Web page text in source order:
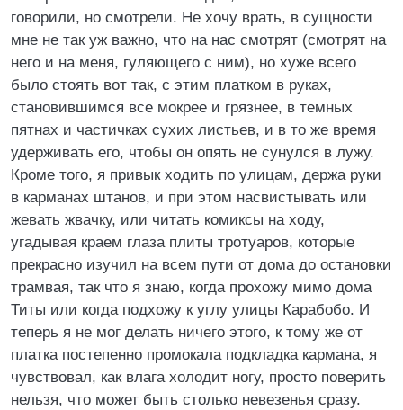
говорили, но смотрели. Не хочу врать, в сущности
мне не так уж важно, что на нас смотрят (смотрят на
него и на меня, гуляющего с ним), но хуже всего
было стоять вот так, с этим платком в руках,
становившимся все мокрее и грязнее, в темных
пятнах и частичках сухих листьев, и в то же время
удерживать его, чтобы он опять не сунулся в лужу.
Кроме того, я привык ходить по улицам, держа руки
в карманах штанов, и при этом насвистывать или
жевать жвачку, или читать комиксы на ходу,
угадывая краем глаза плиты тротуаров, которые
прекрасно изучил на всем пути от дома до остановки
трамвая, так что я знаю, когда прохожу мимо дома
Титы или когда подхожу к углу улицы Карабобо. И
теперь я не мог делать ничего этого, к тому же от
платка постепенно промокала подкладка кармана, я
чувствовал, как влага холодит ногу, просто поверить
нельзя, что может быть столько невезенья сразу.